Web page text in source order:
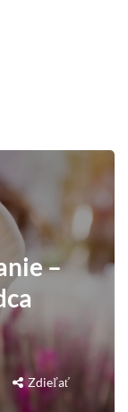
–
Zdieľať